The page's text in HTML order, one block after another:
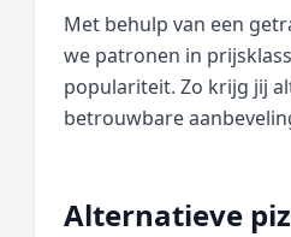
Met behulp van een
we patronen in
populariteit. Zo krijg jij
betrouwbare
Alternatieve